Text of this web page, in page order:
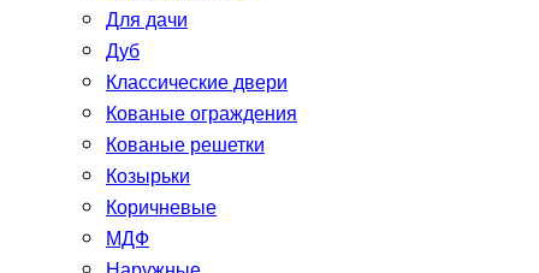
Для дачи
Дуб
Классические двери
Кованые ограждения
Кованые решетки
Козырьки
Коричневые
МДФ